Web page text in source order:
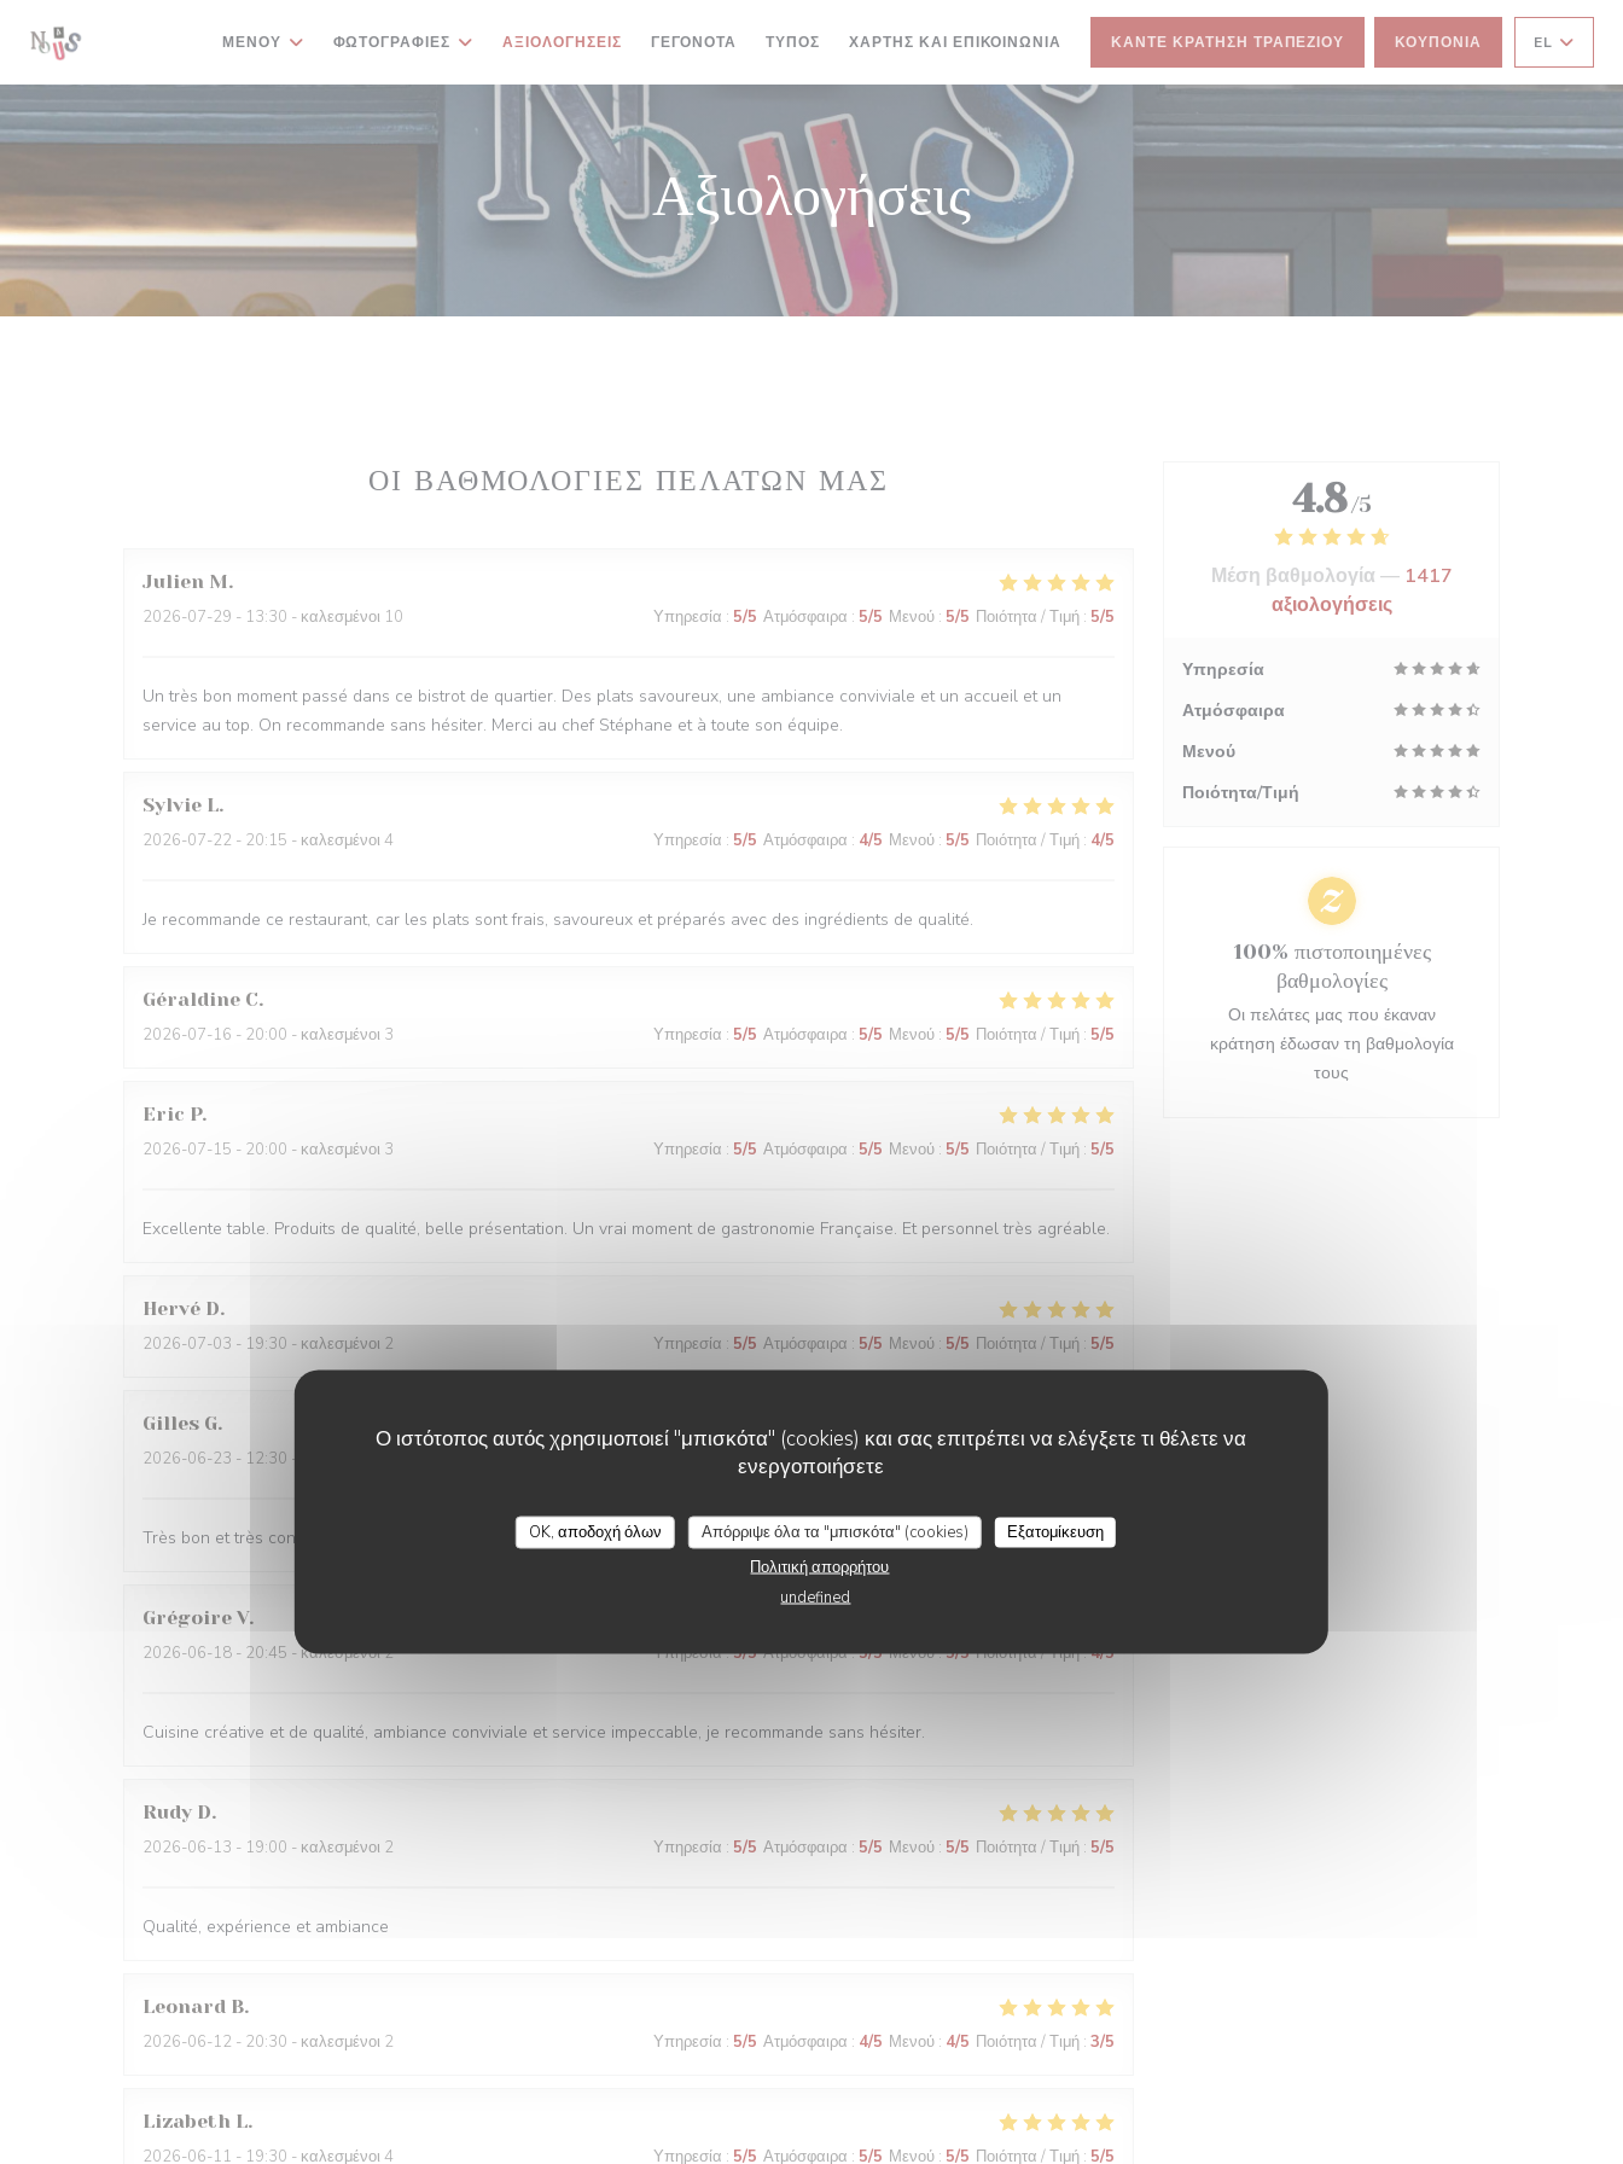
Ο ιστότοπος αυτός χρησιμοποιεί "μπισκότα" (cookies) και σας επιτρέπει να ελέγξετε τι θέλετε να
ενεργοποιήσετε
OK, αποδοχή όλων Απόρριψε όλα τα "μπισκότα" (cookies)
Εξατομίκευση
Πολιτική απορρήτου
undefined
ΜΕΝΟΎ ΦΩΤΟΓΡΑΦΊΕΣ ΑΞΙΟΛΟΓΉΣΕΙΣ ΓΕΓΟΝΌΤΑ ΤΎΠΟΣ ΧΆΡΤΗΣ ΚΑΙ ΕΠΙΚΟΙΝΩΝΊΑ ΚΆΝΤΕ ΚΡΆΤΗΣΗ ΤΡΑΠΕΖΙΟΎ ΚΟΥΠΌΝΙΑ EL
Αξιολογήσεις
ΟΙ ΒΑΘΜΟΛΟΓΊΕΣ ΠΕΛΑΤΏΝ ΜΑΣ
Julien M
2026-07-29 - 13:30 - καλεσμένοι 10 Υπηρεσία : 5/5 Ατμόσφαιρα : 5/5 Μενού : 5/5 Ποιότητα / Τιμή : 5/5
Un très bon moment passé dans ce bistrot de quartier. Des plats savoureux, une ambiance conviviale et un accueil et un
service au top. On recommande sans hésiter. Merci au chef Stéphane et à toute son équipe.
Sylvie L
2026-07-22 - 20:15 - καλεσμένοι 4 Υπηρεσία : 5/5 Ατμόσφαιρα : 4/5 Μενού : 5/5 Ποιότητα / Τιμή : 4/5
Je recommande ce restaurant, car les plats sont frais, savoureux et préparés avec des ingrédients de qualité.
Géraldine C
2026-07-16 - 20:00 - καλεσμένοι 3 Υπηρεσία : 5/5 Ατμόσφαιρα : 5/5 Μενού : 5/5 Ποιότητα / Τιμή : 5/5
Eric P
2026-07-15 - 20:00 - καλεσμένοι 3 Υπηρεσία : 5/5 Ατμόσφαιρα : 5/5 Μενού : 5/5 Ποιότητα / Τιμή : 5/5
Excellente table. Produits de qualité, belle présentation. Un vrai moment de gastronomie Française. Et personnel très agréable.
Hervé D
2026-07-03 - 19:30 - καλεσμένοι 2 Υπηρεσία : 5/5 Ατμόσφαιρα : 5/5 Μενού : 5/5 Ποιότητα / Τιμή : 5/5
Gilles G
2026-06-23 - 12:30 - καλεσμένοι 5 5/5 Ατμόσφαιρα:5/5
Très bon et très convivial
Grégoire V
2026-06-18 - 20:45 - καλεσμένοι 2 Υπηρεσία:5/5 Ατμόσφαιρα:5/5 Μενού:5/5 Ποιότητα / Τιμή:4/5
Cuisine créative et de qualité, ambiance conviviale et service impeccable, je recommande sans hésiter.
Rudy D
2026-06-13 - 19:00 - καλεσμένοι 2 Υπηρεσία : 5/5 Ατμόσφαιρα : 5/5 Μενού : 5/5 Ποιότητα / Τιμή : 5/5
Qualité, expérience et ambiance
Leonard B
2026-06-12 - 20:30 - καλεσμένοι 2 Υπηρεσία : 5/5 Ατμόσφαιρα : 4/5 Μενού : 4/5 Ποιότητα / Τιμή : 3/5
Lizabeth L
2026-06-11 - 19:30 - καλεσμένοι 4 Υπηρεσία : 5/5 Ατμόσφαιρα : 5/5 Μενού : 5/5 Ποιότητα / Τιμή : 5/5
4.8 /5
Μέση βαθμολογία — 1417
αξιολογήσεις
Υπηρεσία
Ατμόσφαιρα
Μενού
Ποιότητα/Τιμή
100% πιστοποιημένες
βαθμολογίες
Οι πελάτες μας που έκαναν
κράτηση έδωσαν τη βαθμολογία
τους